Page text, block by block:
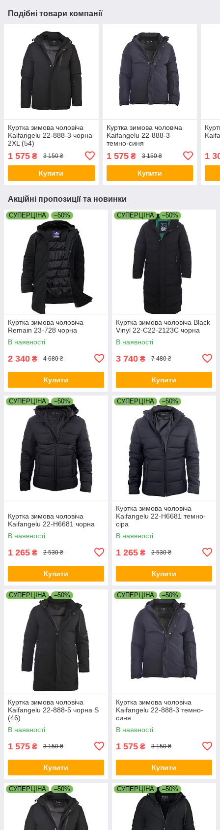
Подібні товари компанії
Куртка зимова чоловіча
Kaifangelu 22-888-3 чорна
2XL (54)
1 575 ₴ 3 150 ₴
Купити
Куртка зимова чоловіча
Kaifangelu 22-888-3
темно-синя
1 575₴ 3 150 ₴
Купити
1
Акційні пропозиції та новинки
СУПЕРЦІНА –50%
Куртка зимова чоловіча
Remain 23-728 чорна
В наявності
2 340 ₴ 4 680 ₴
Купити
СУПЕРЦІНА –50%
Куртка зимова чоловіча Black
Vinyl 22-C22-2123C чорна
В наявності
3 740 ₴ 7 480 ₴
Купити
СУПЕРЦІНА –50%
Куртка зимова чоловіча
Kaifangelu 22-H6681 чорна
В наявності
1 265 ₴ 2 530 ₴
Купити
СУПЕРЦІНА –50%
Куртка зимова чоловіча
Kaifangelu 22-H6681 темно-
сіра
В наявності
1 265 ₴ 2 530 ₴
Купити
СУПЕРЦІНА –50%
Куртка зимова чоловіча
Kaifangelu 22-888-5 чорна S
(46)
В наявності
1 575 ₴ 3 150 ₴
Купити
СУПЕРЦІНА –50%
Куртка зимова чоловіча
Kaifangelu 22-888-3 темно-
синя
В наявності
1 575 ₴ 3 150 ₴
Купити
СУПЕРЦІНА –50% СУПЕРЦІНА –50%